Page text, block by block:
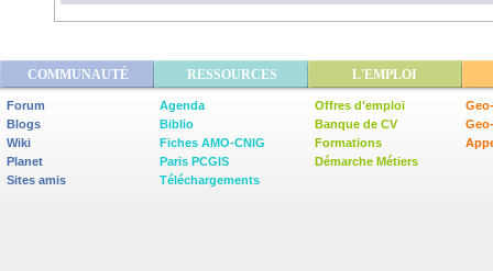
COMMUNAUTÉ RESSOURCES L'EMPLOI
Forum
Blogs
Wiki
Planet
Sites amis
Agenda
Biblio
Fiches AMO-CNIG
Paris PCGIS
Téléchargements
Offres d'emploi
Banque de CV
Formations
Démarche Métiers